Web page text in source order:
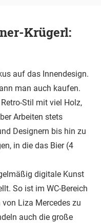
Krügerl:
auf das Innendesign.
man auch kaufen.
Stil mit viel Holz,
Arbeiten stets
Designern bis hin zu
in die das Bier (4
digitale Kunst
So ist im WC-Bereich
Liza Mercedes zu
auch die große